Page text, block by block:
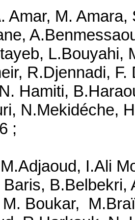
Amar, M.
L.Bouyahi,
R.Djennadi,
Hamiti,
N.Mekidéche,
;
I.Ali
Baris,
Boukar,